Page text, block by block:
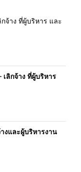
จ้าง ที่ผู้บริหาร และ
ลิกจ้าง ที่ผู้บริหาร
งและผู้บริหารงาน